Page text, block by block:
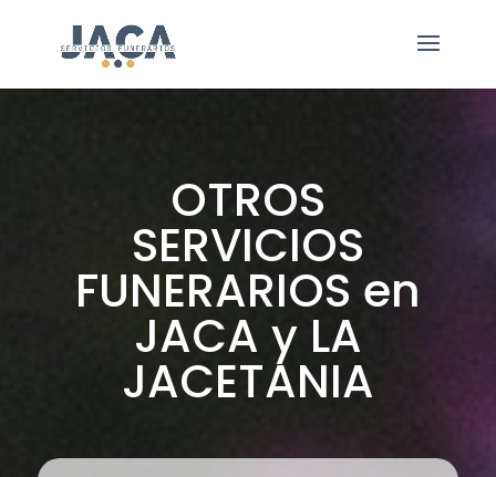
OTROS
SERVICIOS
FUNERARIOS en
JACA y LA
JACETANIA